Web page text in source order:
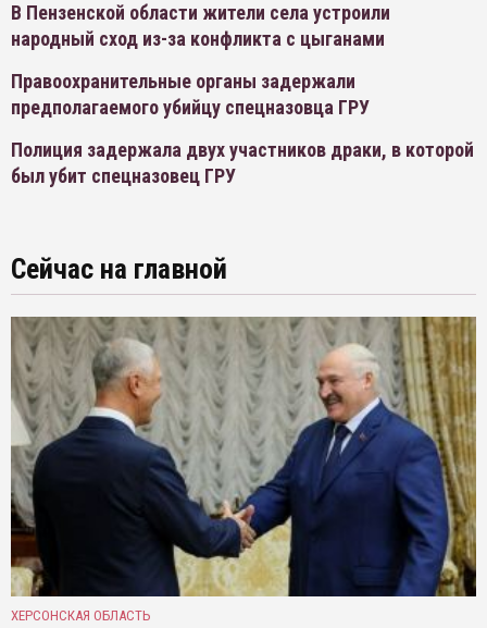
В Пензенской области жители села устроили
народный сход из-за конфликта с цыганами
Правоохранительные органы задержали
предполагаемого убийцу спецназовца ГРУ
Полиция задержала двух участников драки, в которой
был убит спецназовец ГРУ
Сейчас на главной
ХЕРСОНСКАЯ ОБЛАСТЬ